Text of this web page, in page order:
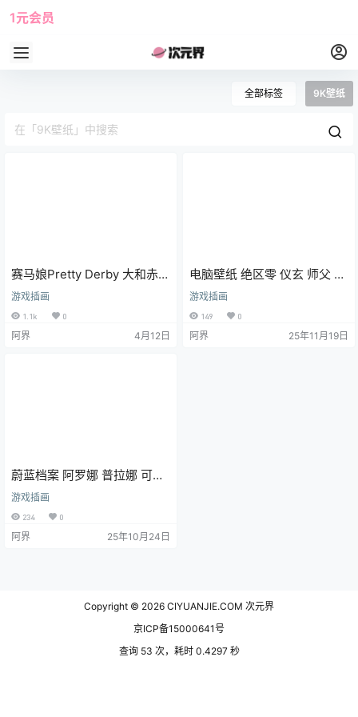
1元会员
全部标签 9K壁纸
赛马娘Pretty Derby 大和赤骥
电脑壁纸 游戏壁纸 9K壁纸
游戏插画
1.1k 0
阿界 4月12日
电脑壁纸 绝区零 仪玄 师父 白
发 随便观 游戏壁纸
游戏插画
149 0
阿界 25年11月19日
蔚蓝档案 阿罗娜 普拉娜 可爱
少女 游戏壁纸 电脑壁纸
游戏插画
234 0
阿界 25年10月24日
Copyright © 2026 CIYUANJIE.COM 次元界
京ICP备15000641号
查询 53 次，耗时 0.4297 秒